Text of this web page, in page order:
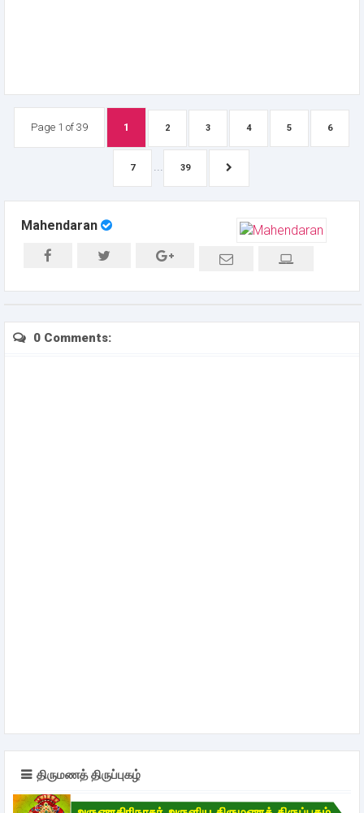
Page 1 of 39 1 2 3 4 5 6
7 ... 39
Mahendaran
0 Comments:
திருமணத் திருப்புகழ்